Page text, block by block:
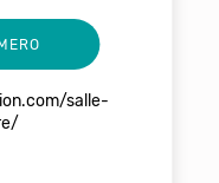
salle-